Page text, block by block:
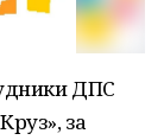
ДПС
за